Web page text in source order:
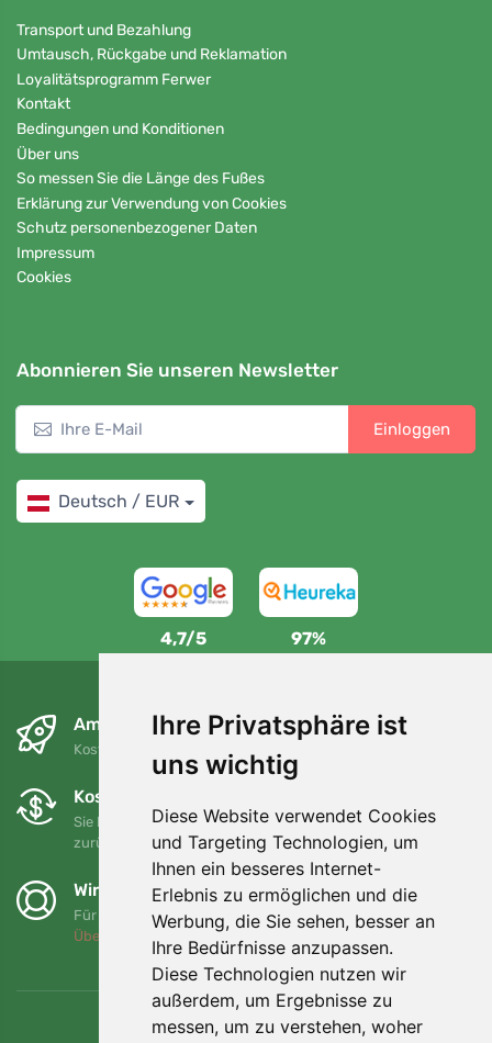
Ihre Privatsphäre ist
uns wichtig
Diese Website verwendet Cookies
und Targeting Technologien, um
Ihnen ein besseres Internet-
Erlebnis zu ermöglichen und die
Werbung, die Sie sehen, besser an
Ihre Bedürfnisse anzupassen.
Diese Technologien nutzen wir
außerdem, um Ergebnisse zu
messen, um zu verstehen, woher
Transport und Bezahlung
Umtausch, Rückgabe und Reklamation
Loyalitätsprogramm Ferwer
Kontakt
Bedingungen und Konditionen
Über uns
So messen Sie die Länge des Fußes
Erklärung zur Verwendung von Cookies
Schutz personenbezogener Daten
Impressum
Cookies
Abonnieren Sie unseren Newsletter
Einloggen
Deutsch / EUR
4,7/5 97%
Am nächsten Tag und kostenlos
Kostenloser Versand für Bestellungen über 80 EUR
Kostenloser Umtausch und Rückgabe
Sie können Ihre Bestellung jederzeit innerhalb von 90 Tagen
zurückgeben oder umtauschen.
Wir unterstützen Trees.org
Für jede Bestellung pflanzen wir einen Baum! Mehr lesen
Über uns